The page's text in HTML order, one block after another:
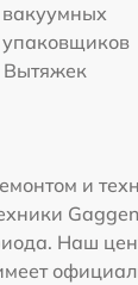
вакуумных
упаковщиков
Вытяжек
и
Наш